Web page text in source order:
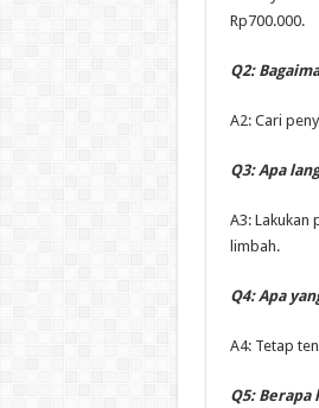
Rp700.000.
Q2:
A2: Cari
Q3: Apa
A3:
limbah.
Q4: Apa
A4: Tetap
Q5: Berapa